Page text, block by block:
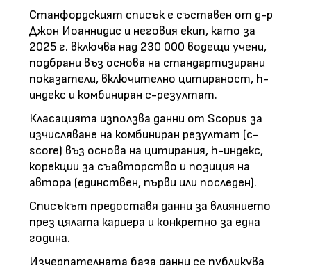
Станфордският списък е съставен от д-р
Джон Иоаннидис и неговия екип, като за
2025 г. включва над 230 000 водещи учени,
подбрани въз основа на стандартизирани
показатели, включително цитираност, h-
индекс и комбиниран c-резултат.
Класацията използва данни от Scopus за
изчисляване на комбиниран резултат (c-
score) въз основа на цитирания, h-индекс,
корекции за съавторство и позиция на
автора (единствен, първи или последен).
Списъкът предоставя данни за влиянието
през цялата кариера и конкретно за една
година.
Изчерпателната база данни се публикува